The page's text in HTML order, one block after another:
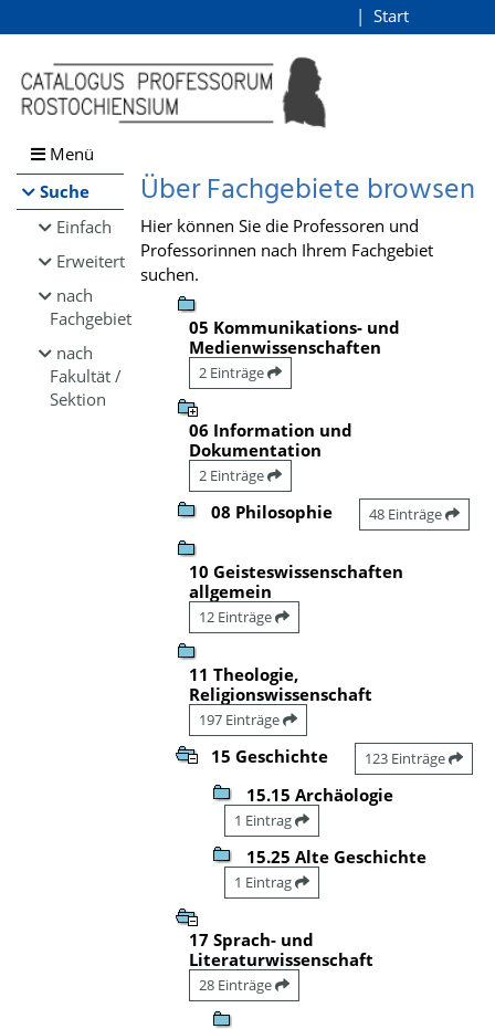
Browsen
direkt zum Inhalt
Start
Menü
Suche
Einfach
Erweitert
nach
Fachgebiet
nach
Fakultät /
Sektion
Über Fachgebiete browsen
Hier können Sie die Professoren und
Professorinnen nach Ihrem Fachgebiet
suchen.
05 Kommunikations- und
Medienwissenschaften
2 Einträge
06 Information und
Dokumentation
2 Einträge
08 Philosophie 48 Einträge
10 Geisteswissenschaften
allgemein
12 Einträge
11 Theologie,
Religionswissenschaft
197 Einträge
15 Geschichte 123 Einträge
15.15 Archäologie
1 Eintrag
15.25 Alte Geschichte
1 Eintrag
17 Sprach- und
Literaturwissenschaft
28 Einträge